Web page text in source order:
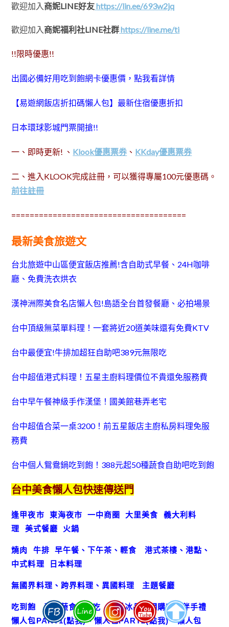
歡迎加入 商妮LINE好友https://lin.ee/693w2jq
歡迎加入 商妮福利社LINE社群https://line.me/ti
!!限時優惠!!
出國必備好用吃到飽網卡優惠價，點我看詳情
【易遊網飯店折扣碼懶人包】最新住宿優惠折扣
日本環球影城門票開搶!!
一、即時更新! 、 Klook優惠票券 、 KKday優惠票券
二、進入KLOOK完成註冊，可以獲得專屬100元優惠碼。
前往註冊
======================================
最新美食旅遊文
台北旅遊中山區便宜飯店推薦!含自助式早餐、24H咖啡
廳、免費洗衣烘衣
漢神洲際美食名店懶人包!島語全台首發餐廳、必拍場景
台中頂級無菜單料理！一套將近20道美味還有免費KTV
台中最便宜!牛排加超狂自助吧389元無限吃
台中超值港式料理！五星主廚料理價位不貴還免服務費
台中早午餐神級手作漢堡！國美館巷弄老宅
台中超值合菜一桌3200！前五星飯店主廚私房料理免服
務費
台中個人鴛鴦鍋吃到飽！388元起50種蔬食自助吧吃到飽
台中美食懶人包快速傳送門
逢甲夜市 東海夜市 一中商圈 大里美食
義大利料
理
美式餐廳 火鍋
燒肉 牛排 早午餐、下午茶、輕食
港式茶樓、港點、
中式料理
日本料理
無國界料理、跨界料理、異國料理 主題餐廳
吃到飽 素食蔬食 小吃 消暑冰品
網購宅配伴手禮
懶人包PART1(點我)、懶人包PART2(點我)、懶人包